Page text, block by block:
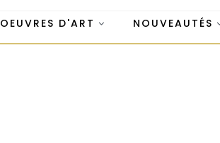
OEUVRES D'ART NOUVEAUTÉS